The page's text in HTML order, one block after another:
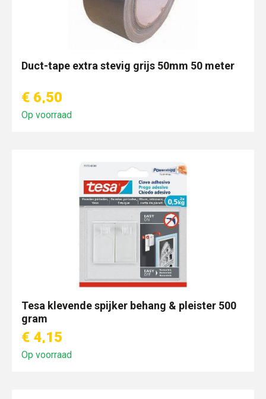
Duct-tape extra stevig grijs 50mm 50 meter
€ 6,50
Op voorraad
Tesa klevende spijker behang & pleister 500
gram
€ 4,15
Op voorraad